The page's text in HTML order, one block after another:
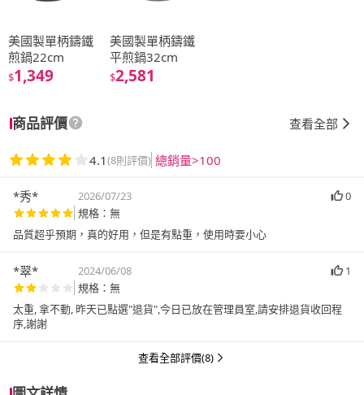
美國製單柄鑄鐵
煎鍋22cm
$1,349
美國製單柄鑄鐵
平煎鍋32cm
$2,581
商品評價 查看全部
4.1(8則評價) 總銷量>100
*秀* 2026/07/23
0
規格：無
品質超乎預期，真的好用，但是有點重，使用時要小心
*翠* 2024/06/08
1
規格：無
太重, 拿不動, 昨天已點選"退貨",今日已放在管理員室,請安排退貨收回程
序,謝謝
查看全部評價(8)